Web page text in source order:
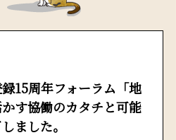
15周年フォーラム「地
す協働のカタチと可能
ました。